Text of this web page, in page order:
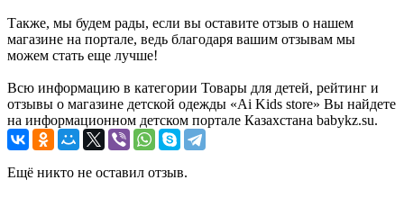
Также, мы будем рады, если вы оставите отзыв о нашем
магазине на портале, ведь благодаря вашим отзывам мы
можем стать еще лучше!
Всю информацию в категории Товары для детей, рейтинг и
отзывы о магазине детской одежды «Ai Kids store» Вы найдете
на информационном детском портале Казахстана babykz.su.
Ещё никто не оставил отзыв.